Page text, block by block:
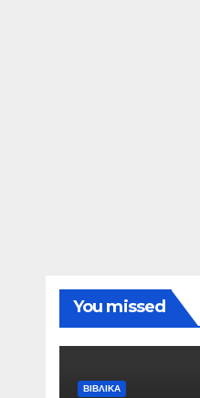
You missed
ΒΙΒΛΙΚΑ